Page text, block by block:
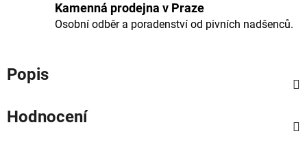
Kamenná prodejna v Praze
Osobní odběr a poradenství od pivních nadšenců.
Popis
Hodnocení